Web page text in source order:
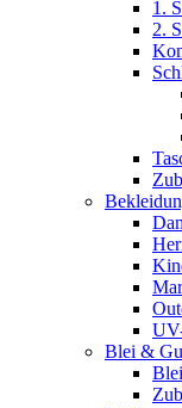
1.
2.
Blei &